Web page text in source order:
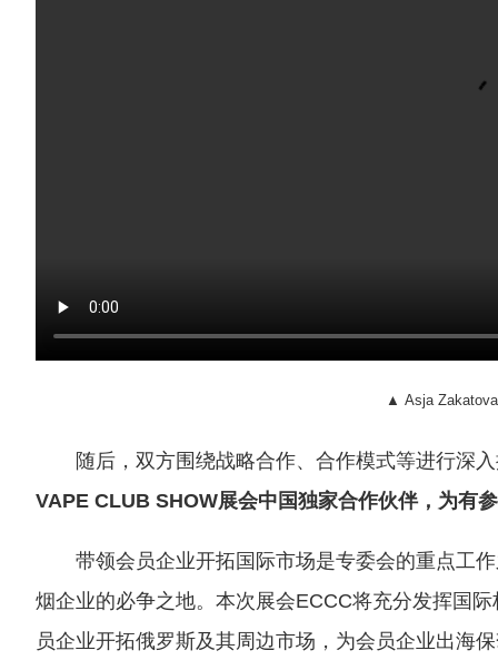
▲ Asja
随后，双方围绕战略合作、合作模式等进行深
VAPE CLUB SHOW展会中国独家合作伙伴，为有
带领会员企业开拓国际市场是专委会的重点工
烟企业的必争之地。本次展会ECCC将充分发挥国
员企业开拓俄罗斯及其周边市场，为会员企业出海